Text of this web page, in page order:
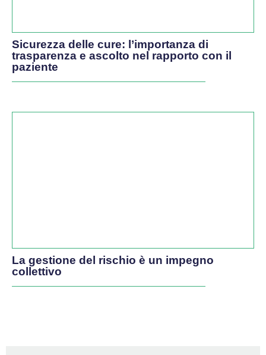
Sicurezza delle cure: l’importanza di
trasparenza e ascolto nel rapporto con il
paziente
La gestione del rischio è un impegno
collettivo